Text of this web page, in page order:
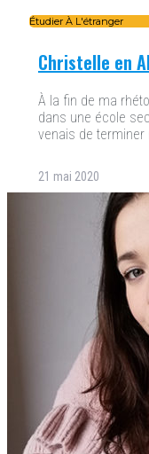
Étudier À L'étranger
Christelle en
À la fin de ma
dans une école
venais de terminer
21 mai 2020